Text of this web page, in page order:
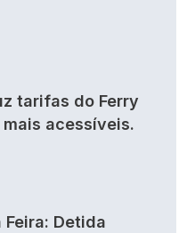
tarifas do Ferry
acessíveis.
Feira: Detida